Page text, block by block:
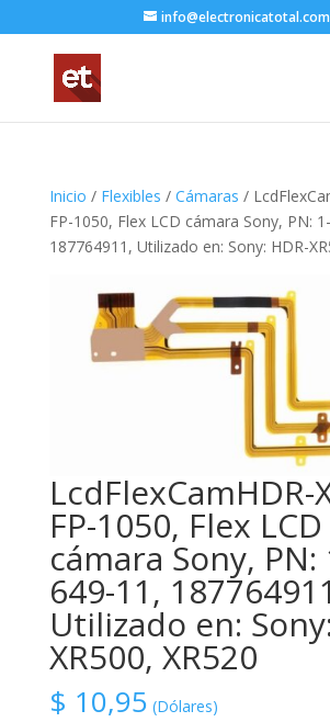
Inicio / Flexibles / Cámaras /
FP-1050, Flex LCD cámara Sony, PN:
187764911, Utilizado en: Sony: HDR-
LcdFlexCamHDR-
FP-1050, Flex LCD
cámara Sony, PN:
649-11,
Utilizado en:
XR500, XR520
$ 10,95 (Dólares)